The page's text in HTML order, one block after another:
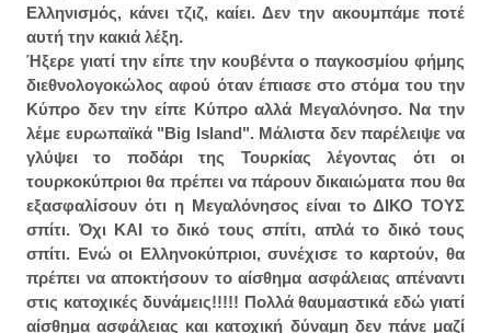
Ελληνισμός, κάνει τζιζ, καίει. Δεν την ακουμπάμε ποτέ
αυτή την κακιά λέξη.
Ήξερε γιατί την είπε την κουβέντα ο παγκοσμίου φήμης
διεθνολογοκώλος αφού όταν έπιασε στο στόμα του την
Κύπρο δεν την είπε Κύπρο αλλά Μεγαλόνησο. Να την
λέμε ευρωπαϊκά "Big Island". Μάλιστα δεν παρέλειψε να
γλύψει το ποδάρι της Τουρκίας λέγοντας ότι οι
τουρκοκύπριοι θα πρέπει να πάρουν δικαιώματα που θα
εξασφαλίσουν ότι η Μεγαλόνησος είναι το ΔΙΚΟ ΤΟΥΣ
σπίτι. Όχι ΚΑΙ το δικό τους σπίτι, απλά το δικό τους
σπίτι. Ενώ οι Ελληνοκύπριοι, συνέχισε το καρτούν, θα
πρέπει να αποκτήσουν το αίσθημα ασφάλειας απέναντι
στις κατοχικές δυνάμεις!!!!! Πολλά θαυμαστικά εδώ γιατί
αίσθημα ασφάλειας και κατοχική δύναμη δεν πάνε μαζί